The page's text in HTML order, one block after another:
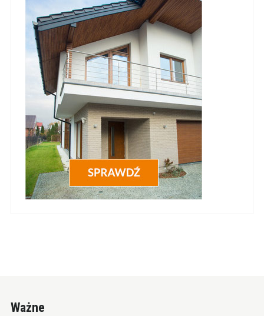
Ważne